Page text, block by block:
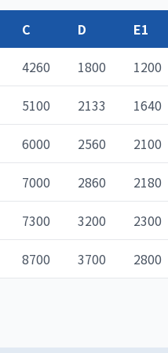
C D E1
4260 1800 1200
5100 2133 1640
6000 2560 2100
7000 2860 2180
7300 3200 2300
8700 3700 2800